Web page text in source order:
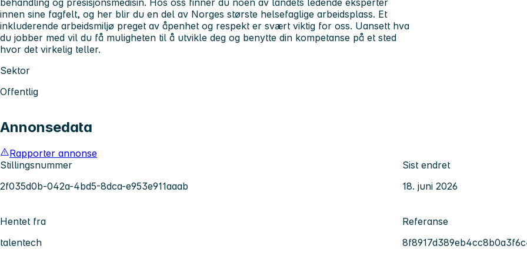
innen sine fagfelt, og her blir du en del av Norges største helsefaglige arbeidsplass. Et
inkluderende arbeidsmiljø preget av åpenhet og respekt er svært viktig for oss. Uansett hva
du jobber med vil du få muligheten til å utvikle deg og benytte din kompetanse på et sted
hvor det virkelig teller.
Sektor
Offentlig
Annonsedata
Rapporter annonse
Stillingsnummer
2f035d0b-042a-4bd5-8dca-e953e911aaab
Sist endret
18. juni 2026
Hentet fra
talentech
Referanse